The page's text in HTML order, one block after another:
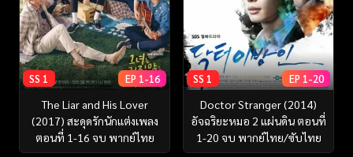
SS 1 EP 1-16
The Liar and His Lover
(2017) สะดุดรักนักแต่งเพลง
ตอนที่ 1-16 จบ พากย์ไทย
SS 1 EP 1-20
Doctor Stranger (2014)
อัจฉริยะหมอ 2 แผ่นดิน ตอนที่
1-20 จบ พากย์ไทย/ซับไทย